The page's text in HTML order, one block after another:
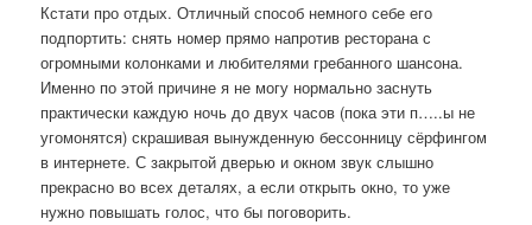
Кстати про отдых. Отличный способ немного себе его
подпортить: снять номер прямо напротив ресторана с
огромными колонками и любителями гребанного шансона.
Именно по этой причине я не могу нормально заснуть
практически каждую ночь до двух часов (пока эти п…..ы не
угомонятся) скрашивая вынужденную бессонницу сёрфингом
в интернете. С закрытой дверью и окном звук слышно
прекрасно во всех деталях, а если открыть окно, то уже
нужно повышать голос, что бы поговорить.